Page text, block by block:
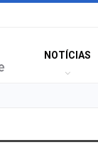
NOTÍCIAS